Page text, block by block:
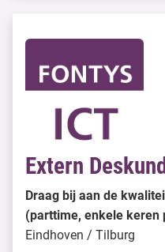
Extern
Draag bij aan de
(parttime, enkele keren
Eindhoven / Tilburg